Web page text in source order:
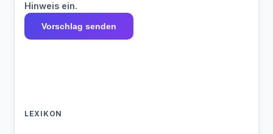
Hinweis ein.
Vorschlag senden
LEXIKON